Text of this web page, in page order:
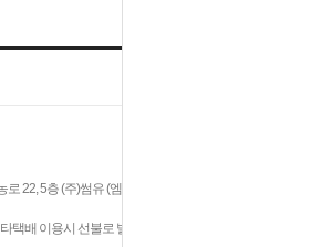
22, 5층 (주)썸유 (엠제이빌딩,답십리
택배 이용시 선불로 발송